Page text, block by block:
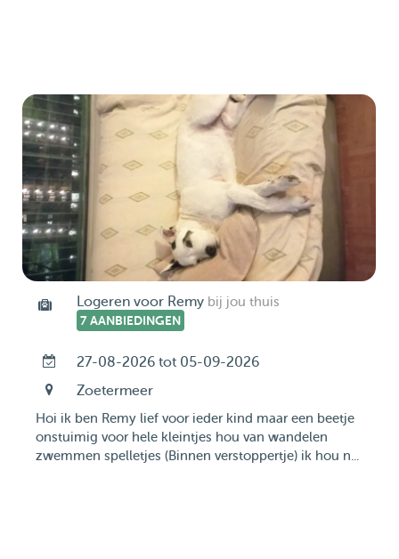
Logeren voor Remy bij jou thuis
7 AANBIEDINGEN
27-08-2026 tot 05-09-2026
Zoetermeer
Hoi ik ben Remy lief voor ieder kind maar een beetje
onstuimig voor hele kleintjes hou van wandelen
zwemmen spelletjes (Binnen verstoppertje) ik hou n...